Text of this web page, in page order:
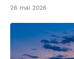
26 mai 2026